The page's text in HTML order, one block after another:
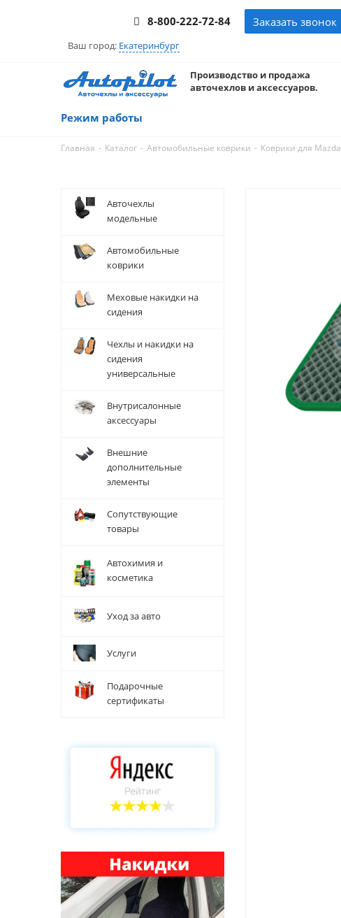
8-800-222-72-84 Заказать звонок
Ваш город: Екатеринбург
Производство и продажа
авточехлов и аксессуаров.
Режим работы
Главная - Каталог - Автомобильные коврики - Коврики для Mazda
Авточехлы
модельные
Автомобильные
коврики
Меховые накидки на
сидения
Чехлы и накидки на
сидения
универсальные
Внутрисалонные
аксессуары
Внешние
дополнительные
элементы
Сопутствующие
товары
Автохимия и
косметика
Уход за авто
Услуги
Подарочные
сертификаты